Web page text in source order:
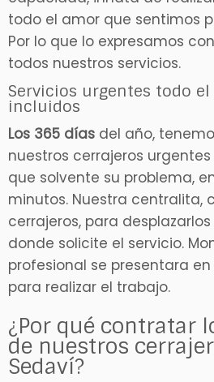
todo el amor que sentimos
Por lo que lo expresamos
todos nuestros servicios.
Servicios urgentes todo
incluidos
Los 365 días del año,
nuestros cerrajeros
que solvente su problema,
minutos. Nuestra centralita,
cerrajeros, para
donde solicite el servicio.
profesional se presentara
para realizar el trabajo.
¿Por qué contratar
de nuestros
Sedaví?